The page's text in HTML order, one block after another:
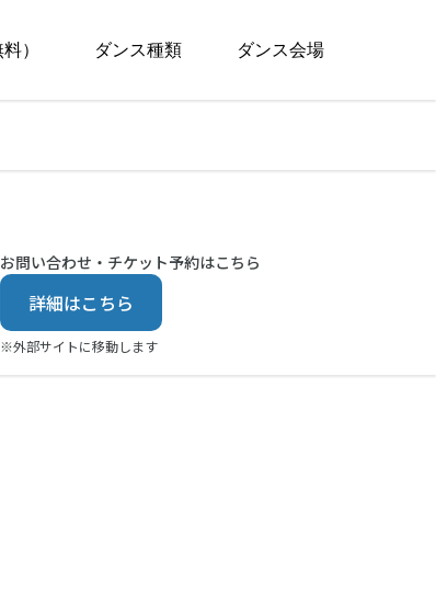
） ダンス種類 ダンス会場
お問い合わせ・チケット予約はこちら
詳細はこちら
※外部サイトに移動します